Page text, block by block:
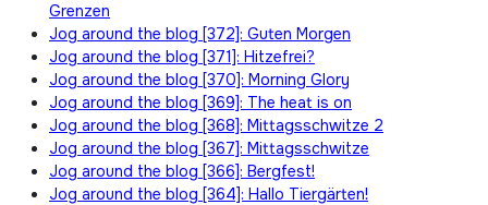
Grenzen
Jog around the blog [372]: Guten Morgen
Jog around the blog [371]: Hitzefrei?
Jog around the blog [370]: Morning Glory
Jog around the blog [369]: The heat is on
Jog around the blog [368]: Mittagsschwitze 2
Jog around the blog [367]: Mittagsschwitze
Jog around the blog [366]: Bergfest!
Jog around the blog [364]: Hallo Tiergärten!